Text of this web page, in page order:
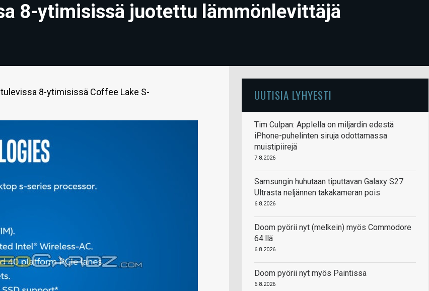
8-ytimisissä juotettu lämmönlevittäjä
8-ytimisissä Coffee Lake S-
UUTISIA LYHYESTI
Tim Culpan: Applella on miljardin edestä
iPhone-puhelinten siruja odottamassa
muistipiirejä
7.8.2026
Samsungin huhutaan tiputtavan Galaxy S27
Ultrasta neljännen takakameran pois
6.8.2026
Doom pyörii nyt (melkein) myös Commodore
64:llä
6.8.2026
Doom pyörii nyt myös Paintissa
6.8.2026